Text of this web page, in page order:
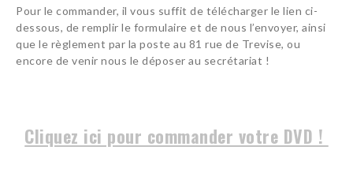
DANSE ORIENTALE
CONTACT
Pour le commander, il vous suffit de télécharger le lien ci-
dessous, de remplir le formulaire et de nous l’envoyer, ainsi
que le règlement par la poste au 81 rue de Trevise, ou
encore de venir nous le déposer au secrétariat !
Cliquez ici pour commander votre DVD !